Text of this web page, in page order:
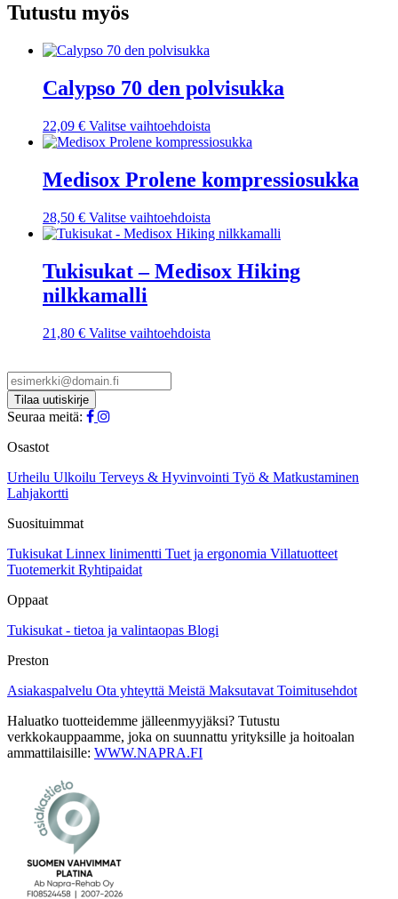
valinnat
tuotteen
Tutustu myös
Calypso 70 den polvisukka
22,09 € Valitse vaihtoehdoista
tuotteella
muunnelma.
tehdä
valinnat
sivulla.
Medisox Prolene kompressiosukka
28,50 € Valitse vaihtoehdoista
tuotteella
useampi
muunnelma.
tuotteen
Tukisukat – Medisox Hiking
nilkkamalli
21,80 € Valitse vaihtoehdoista
sivulla.
Seuraa meitä:
Osastot
Urheilu Ulkoilu Terveys & Hyvinvointi Työ & Matkustaminen
Lahjakortti
Suosituimmat
Tukisukat Linnex linimentti Tuet ja ergonomia Villatuotteet
Tuotemerkit Ryhtipaidat
Oppaat
Tukisukat - tietoa ja valintaopas Blogi
Preston
Asiakaspalvelu Ota yhteyttä Meistä Maksutavat Toimitusehdot
Haluatko tuotteidemme jälleenmyyjäksi? Tutustu
verkkokauppaamme, joka on suunnattu yrityksille ja hoitoalan
ammattilaisille: WWW.NAPRA.FI